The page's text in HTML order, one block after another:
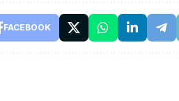
FACEBOOK